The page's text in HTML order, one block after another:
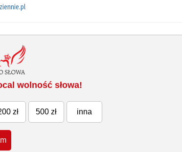
wolność słowa!
zł 500 zł inna